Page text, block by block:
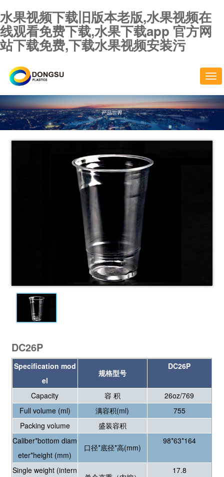
水果视频下载旧版本老版,水果视频在
线观看免费下载,水果下载app 官方网
站下载免费,下载水果视频安装污
切
导
航
DC26P
Specification mod
el
规格型号
DC26P
Capacity 容 积
26oz/769
Full volume (ml)
满容积(ml)
755
Packing volume
盛装容积
Caliber*bottom diam
eter*height (mm)
口径*底径*高(mm)
98*63*164
Single weight (intern
17.8